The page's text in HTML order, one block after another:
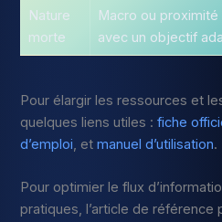
Nature
morte
Macro ou proximité
avec un objectif
Pour élargir les ressources et
quelques liens utiles :fiche
d’emploi, etmanuel d’utilisation.
Pour optimier le flux
pratiques, l’article de référence